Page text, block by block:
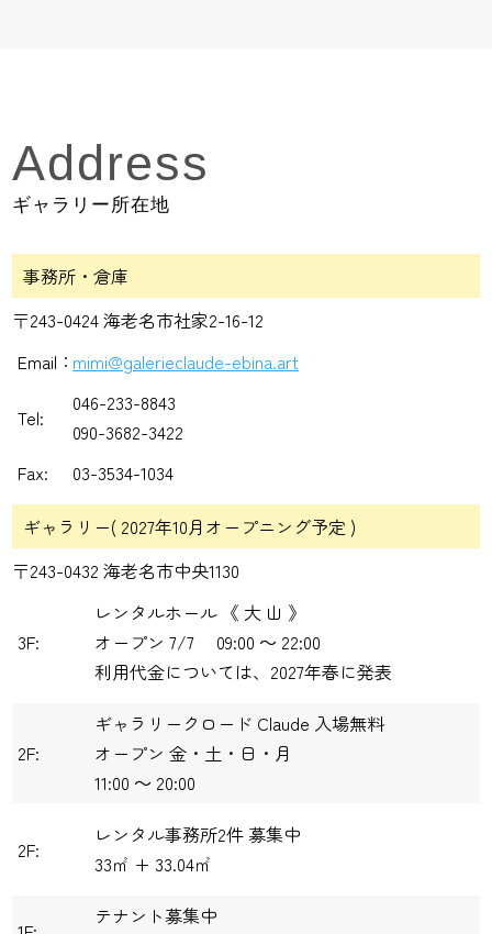
Address
ギャラリー所在地
事務所・倉庫
〒243-0424 海老名市社家2-16-12
Email：mimi@galerieclaude-ebina.art
Tel:
046-233-8843
090-3682-3422
Fax:
03-3534-1034
ギャラリー( 2027年10月オープニング予定 )
〒243-0432 海老名市中央1130
3F:
レンタルホール 《 大 山 》
オープン7/7
09:00 ～ 22:00
利用代金については、2027年春に発表
2F:
ギャラリークロード Claude 入場無料
オープン 金・土・日・月
11:00 ～ 20:00
2F:
レンタル事務所2件 募集中
33㎡ + 33.04㎡
テナント募集中